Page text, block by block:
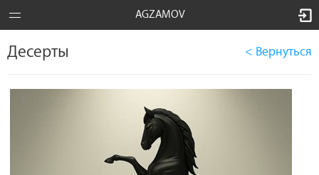
AGZAMOV
Десерты < Вернуться